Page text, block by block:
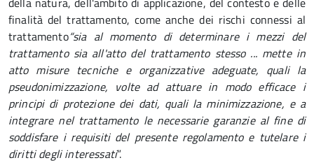
finalità del trattamento, come anche dei rischi connessi al
trattamento“sia al momento di determinare i mezzi del
trattamento sia all'atto del trattamento stesso ... mette in
atto misure tecniche e organizzative adeguate, quali la
pseudonimizzazione, volte ad attuare in modo efficace i
principi di protezione dei dati, quali la minimizzazione, e a
integrare nel trattamento le necessarie garanzie al fine di
soddisfare i requisiti del presente regolamento e tutelare i
diritti degli interessati”.